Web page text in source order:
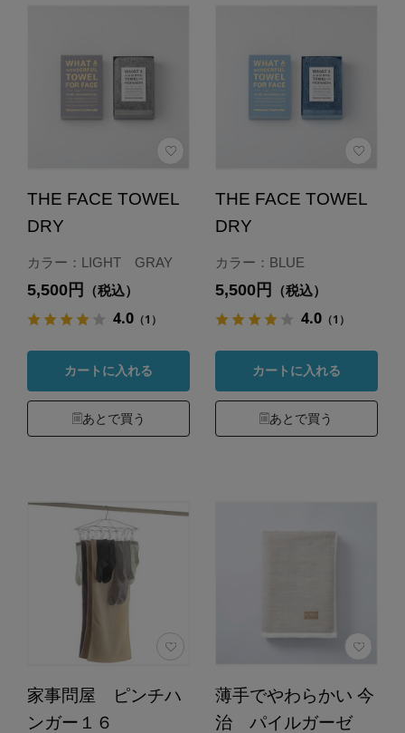
THE FACE TOWEL
DRY
カラー：LIGHT GRAY
5,500円 （税込）
4.0（1）
カートに入れる
あとで買う
THE FACE TOWEL
DRY
カラー：BLUE
5,500円 （税込）
4.0（1）
カートに入れる
あとで買う
家事問屋 ピンチハ
ンガー１６
薄手でやわらかい 今
治 パイルガーゼ